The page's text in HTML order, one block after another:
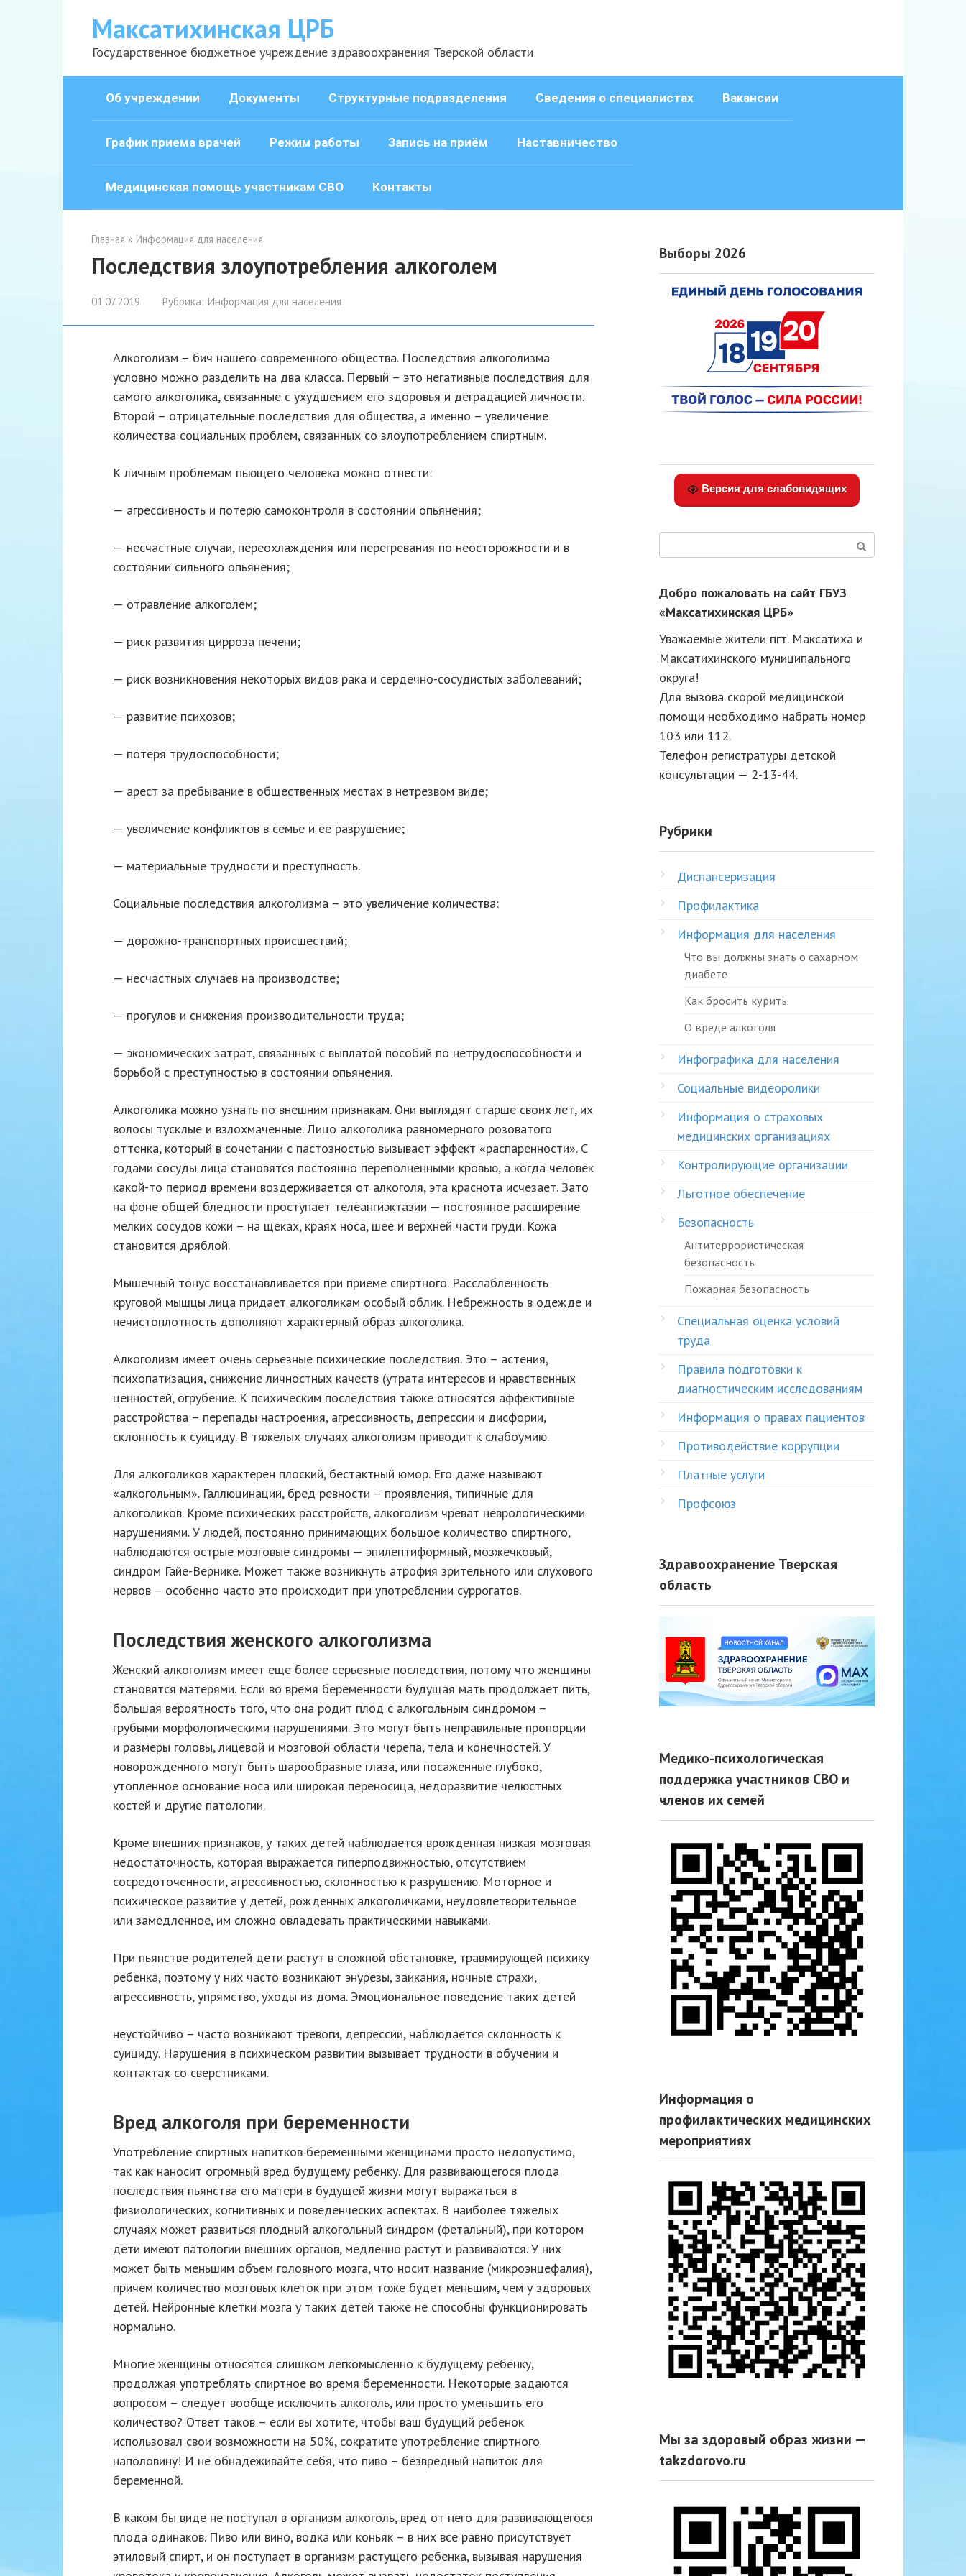
Максатихинская ЦРБ
Государственное бюджетное учреждение здравоохранения Тверской области
Об учреждении Документы Структурные подразделения Сведения о специалистах Вакансии
График приема врачей Режим работы Запись на приём Наставничество
Медицинская помощь участникам СВО Контакты
Главная » Информация для населения
Последствия злоупотребления алкоголем
01.07.2019 Рубрика: Информация для населения
Алкоголизм – бич нашего современного общества. Последствия алкоголизма
условно можно разделить на два класса. Первый – это негативные последствия для
самого алкоголика, связанные с ухудшением его здоровья и деградацией личности.
Второй – отрицательные последствия для общества, а именно – увеличение
количества социальных проблем, связанных со злоупотреблением спиртным.
К личным проблемам пьющего человека можно отнести:
— агрессивность и потерю самоконтроля в состоянии опьянения;
— несчастные случаи, переохлаждения или перегревания по неосторожности и в
состоянии сильного опьянения;
— отравление алкоголем;
— риск развития цирроза печени;
— риск возникновения некоторых видов рака и сердечно-сосудистых заболеваний;
— развитие психозов;
— потеря трудоспособности;
— арест за пребывание в общественных местах в нетрезвом виде;
— увеличение конфликтов в семье и ее разрушение;
— материальные трудности и преступность.
Социальные последствия алкоголизма – это увеличение количества:
— дорожно-транспортных происшествий;
— несчастных случаев на производстве;
— прогулов и снижения производительности труда;
— экономических затрат, связанных с выплатой пособий по нетрудоспособности и
борьбой с преступностью в состоянии опьянения.
Алкоголика можно узнать по внешним признакам. Они выглядят старше своих лет, их
волосы тусклые и взлохмаченные. Лицо алкоголика равномерного розоватого
оттенка, который в сочетании с пастозностью вызывает эффект «распаренности». С
годами сосуды лица становятся постоянно переполненными кровью, а когда человек
какой-то период времени воздерживается от алкоголя, эта краснота исчезает. Зато
на фоне общей бледности проступает телеангиэктазии — постоянное расширение
мелких сосудов кожи – на щеках, краях носа, шее и верхней части груди. Кожа
становится дряблой.
Мышечный тонус восстанавливается при приеме спиртного. Расслабленность
круговой мышцы лица придает алкоголикам особый облик. Небрежность в одежде и
нечистоплотность дополняют характерный образ алкоголика.
Алкоголизм имеет очень серьезные психические последствия. Это – астения,
психопатизация, снижение личностных качеств (утрата интересов и нравственных
ценностей, огрубение. К психическим последствия также относятся аффективные
расстройства – перепады настроения, агрессивность, депрессии и дисфории,
склонность к суициду. В тяжелых случаях алкоголизм приводит к слабоумию.
Для алкоголиков характерен плоский, бестактный юмор. Его даже называют
«алкогольным». Галлюцинации, бред ревности – проявления, типичные для
алкоголиков. Кроме психических расстройств, алкоголизм чреват неврологическими
нарушениями. У людей, постоянно принимающих большое количество спиртного,
наблюдаются острые мозговые синдромы — эпилептиформный, мозжечковый,
синдром Гайе-Вернике. Может также возникнуть атрофия зрительного или слухового
нервов – особенно часто это происходит при употреблении суррогатов.
Последствия женского алкоголизма
Женский алкоголизм имеет еще более серьезные последствия, потому что женщины
становятся матерями. Если во время беременности будущая мать продолжает пить,
большая вероятность того, что она родит плод с алкогольным синдромом –
грубыми морфологическими нарушениями. Это могут быть неправильные пропорции
и размеры головы, лицевой и мозговой области черепа, тела и конечностей. У
новорожденного могут быть шарообразные глаза, или посаженные глубоко,
утопленное основание носа или широкая переносица, недоразвитие челюстных
костей и другие патологии.
Кроме внешних признаков, у таких детей наблюдается врожденная низкая мозговая
недостаточность, которая выражается гиперподвижностью, отсутствием
сосредоточенности, агрессивностью, склонностью к разрушению. Моторное и
психическое развитие у детей, рожденных алкоголичками, неудовлетворительное
или замедленное, им сложно овладевать практическими навыками.
При пьянстве родителей дети растут в сложной обстановке, травмирующей психику
ребенка, поэтому у них часто возникают энурезы, заикания, ночные страхи,
агрессивность, упрямство, уходы из дома. Эмоциональное поведение таких детей
неустойчиво – часто возникают тревоги, депрессии, наблюдается склонность к
суициду. Нарушения в психическом развитии вызывает трудности в обучении и
контактах со сверстниками.
Вред алкоголя при беременности
Употребление спиртных напитков беременными женщинами просто недопустимо,
так как наносит огромный вред будущему ребенку. Для развивающегося плода
последствия пьянства его матери в будущей жизни могут выражаться в
физиологических, когнитивных и поведенческих аспектах. В наиболее тяжелых
случаях может развиться плодный алкогольный синдром (фетальный), при котором
дети имеют патологии внешних органов, медленно растут и развиваются. У них
может быть меньшим объем головного мозга, что носит название (микроэнцефалия),
причем количество мозговых клеток при этом тоже будет меньшим, чем у здоровых
детей. Нейронные клетки мозга у таких детей также не способны функционировать
нормально.
Многие женщины относятся слишком легкомысленно к будущему ребенку,
продолжая употреблять спиртное во время беременности. Некоторые задаются
вопросом – следует вообще исключить алкоголь, или просто уменьшить его
количество? Ответ таков – если вы хотите, чтобы ваш будущий ребенок
использовал свои возможности на 50%, сократите употребление спиртного
наполовину! И не обнадеживайте себя, что пиво – безвредный напиток для
беременной.
В каком бы виде не поступал в организм алкоголь, вред от него для развивающегося
плода одинаков. Пиво или вино, водка или коньяк – в них все равно присутствует
этиловый спирт, и он поступает в организм растущего ребенка, вызывая нарушения
Выборы 2026
Версия для слабовидящих
Добро пожаловать на сайт ГБУЗ
«Максатихинская ЦРБ»
Уважаемые жители пгт. Максатиха и
Максатихинского муниципального
округа!
Для вызова скорой медицинской
помощи необходимо набрать номер
103 или 112.
Телефон регистратуры детской
консультации — 2-13-44.
Рубрики
Диспансеризация
Профилактика
Информация для населения
Что вы должны знать о сахарном
диабете
Как бросить курить
О вреде алкоголя
Инфографика для населения
Социальные видеоролики
Информация о страховых
медицинских организациях
Контролирующие организации
Льготное обеспечение
Безопасность
Антитеррористическая
безопасность
Пожарная безопасность
Специальная оценка условий
труда
Правила подготовки к
диагностическим исследованиям
Информация о правах пациентов
Противодействие коррупции
Платные услуги
Профсоюз
Здравоохранение Тверская
область
Медико-психологическая
поддержка участников СВО и
членов их семей
Информация о
профилактических медицинских
мероприятиях
Мы за здоровый образ жизни —
takzdorovo.ru